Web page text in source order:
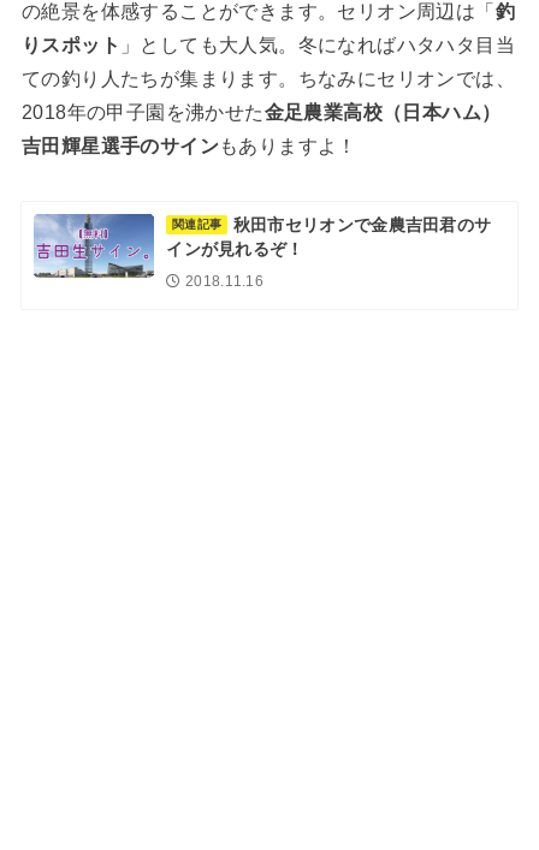
の絶景を体感することができます。セリオン周辺は「 釣
りスポット 」としても大人気。冬になればハタハタ目当
ての釣り人たちが集まります。ちなみにセリオンでは、
2018年の甲子園を沸かせた金足農業高校（日本ハム）
吉田輝星選手のサインもありますよ！
関連記事
秋田市セリオンで金農吉田君のサ
インが見れるぞ！
2018.11.16